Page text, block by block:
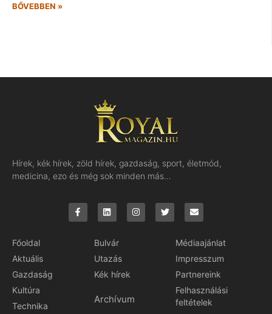
BŐVEBBEN »
Hírek, kék hírek, zöld hírek, gazdaság, sport, életmód,
medicina, ezo és még sok minden más…
Főoldal
Aktuális
Gazdaság
Kultúra
Technika
Bulvár
Utazás
Kék hírek
Archívum
Médiaajánlat
Impresszum
Partnereink
Felhasználási
feltételek